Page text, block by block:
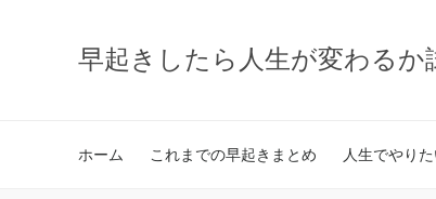
早起きしたら人生が変わる
ホーム これまでの早起きまとめ 人生でやり